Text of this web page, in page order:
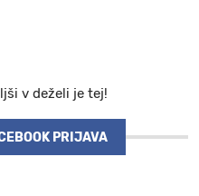
v deželi je tej!
PRIJAVA